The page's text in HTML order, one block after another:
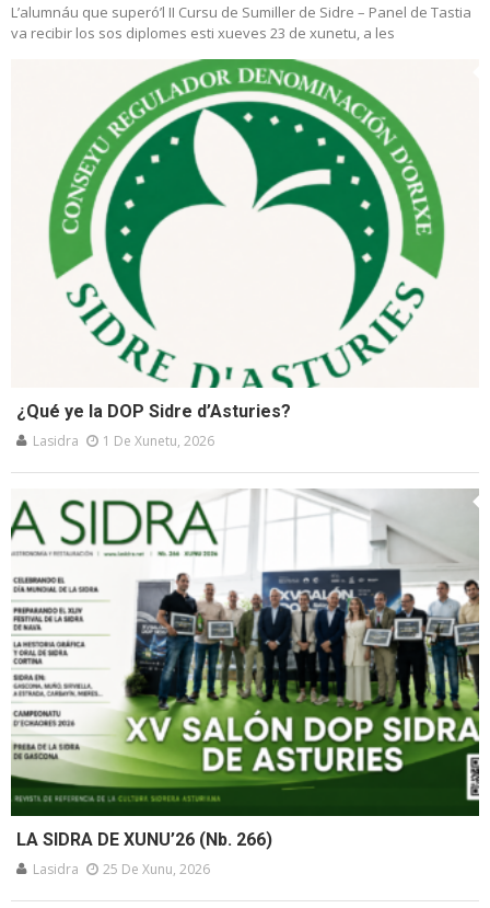
L’alumnáu que superó’l II Cursu de Sumiller de Sidre – Panel de Tastia
va recibir los sos diplomes esti xueves 23 de xunetu, a les
¿Qué ye la DOP Sidre d’Asturies?
Lasidra 1 De Xunetu, 2026
LA SIDRA DE XUNU’26 (Nb. 266)
Lasidra 25 De Xunu, 2026